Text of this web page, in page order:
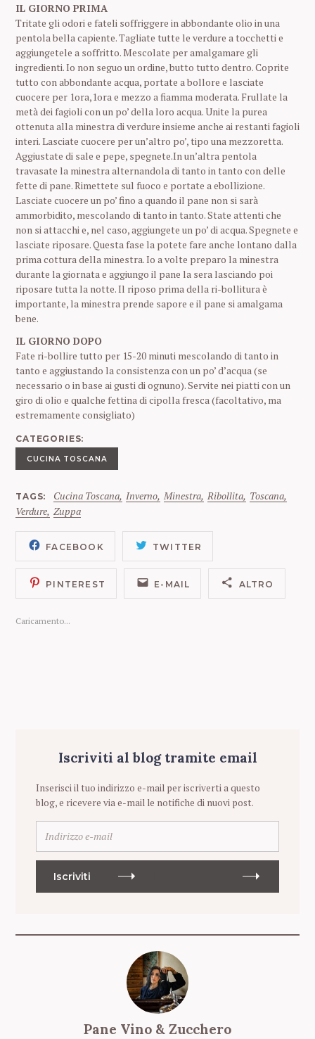
IL GIORNO PRIMA
Tritate gli odori e fateli soffriggere in abbondante olio in una
pentola bella capiente. Tagliate tutte le verdure a tocchetti e
aggiungetele a soffritto. Mescolate per amalgamare gli
ingredienti. Io non seguo un ordine, butto tutto dentro. Coprite
tutto con abbondante acqua, portate a bollore e lasciate
cuocere per 1ora,1ora e mezzo a fiamma moderata. Frullate la
metà dei fagioli con un po’ della loro acqua. Unite la purea
ottenuta alla minestra di verdure insieme anche ai restanti fagioli
interi. Lasciate cuocere per un’altro po’, tipo una mezzoretta.
Aggiustate di sale e pepe, spegnete.In un’altra pentola
travasate la minestra alternandola di tanto in tanto con delle
fette di pane. Rimettete sul fuoco e portate a ebollizione.
Lasciate cuocere un po’ fino a quando il pane non si sarà
ammorbidito, mescolando di tanto in tanto. State attenti che
non si attacchi e, nel caso, aggiungete un po’ di acqua. Spegnete e
lasciate riposare. Questa fase la potete fare anche lontano dalla
prima cottura della minestra. Io a volte preparo la minestra
durante la giornata e aggiungo il pane la sera lasciando poi
riposare tutta la notte. Il riposo prima della ri-bollitura è
importante, la minestra prende sapore e il pane si amalgama
bene.
IL GIORNO DOPO
Fate ri-bollire tutto per 15-20 minuti mescolando di tanto in
tanto e aggiustando la consistenza con un po’ d’acqua (se
necessario o in base ai gusti di ognuno). Servite nei piatti con un
giro di olio e qualche fettina di cipolla fresca (facoltativo, ma
estremamente consigliato)
CATEGORIES
CUCINA TOSCANA
TAGS Cucina Toscana Inverno Minestra Ribollita Toscana
Verdure Zuppa
FACEBOOK TWITTER
PINTEREST E-MAIL ALTRO
Caricamento...
Iscriviti al blog tramite email
Inserisci il tuo indirizzo e-mail per iscriverti a questo
blog, e ricevere via e-mail le notifiche di nuovi post.
d
z
Iscriviti
Pane Vino & Zucchero